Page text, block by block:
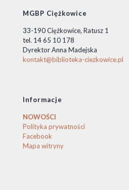
MGBP Ciężkowice
33-190 Ciężkowice, Ratusz 1
tel. 14 65 10 178
Dyrektor Anna Madejska
kontakt@biblioteka-ciezkowice.pl
Informacje
NOWOŚCI
Polityka prywatności
Facebook
Mapa witryny